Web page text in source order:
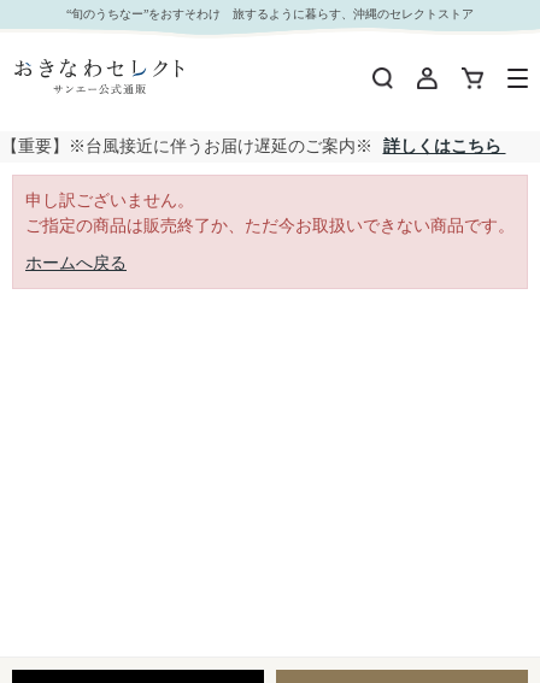
｜おきなわセレクト サンエー公式通販
“旬のうちなー”をおすそわけ 旅するように暮らす、沖縄のセレクトストア
【重要】※台風接近に伴うお届け遅延のご案内※ 詳しくはこちら
申し訳ございません。
ご指定の商品は販売終了か、ただ今お取扱いできない商品です。
ホームへ戻る